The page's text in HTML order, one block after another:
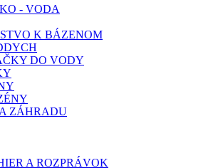
- VODA
K BÁZENOM
DO VODY
ZÁHRADU
A ROZPRÁVOK